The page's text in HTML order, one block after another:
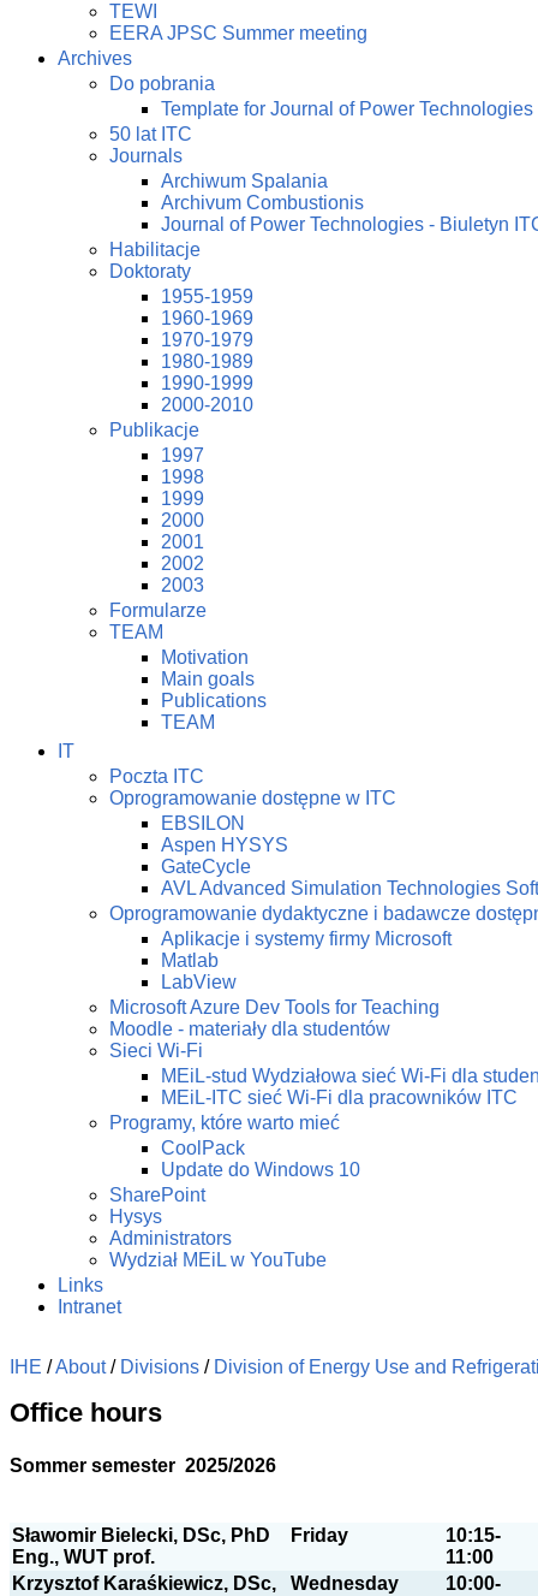
TEWI
EERA JPSC Summer meeting
Archives
Do pobrania
Template for Journal of Power Technologies
50 lat ITC
Journals
Archiwum Spalania
Archivum Combustionis
Journal of Power Technologies - Biuletyn
Habilitacje
Doktoraty
1955-1959
1960-1969
1970-1979
1980-1989
1990-1999
2000-2010
Publikacje
1997
1998
1999
2000
2001
2002
2003
Formularze
TEAM
Motivation
Main goals
Publications
TEAM
IT
Poczta ITC
Oprogramowanie dostępne w ITC
EBSILON
Aspen HYSYS
GateCycle
AVL Advanced Simulation Technologies
Oprogramowanie dydaktyczne i badawcze
Aplikacje i systemy firmy Microsoft
Matlab
LabView
Microsoft Azure Dev Tools for Teaching
Moodle - materiały dla studentów
Sieci Wi-Fi
MEiL-stud Wydziałowa sieć Wi-Fi dla
MEiL-ITC sieć Wi-Fi dla pracowników ITC
Programy, które warto mieć
CoolPack
Update do Windows 10
SharePoint
Hysys
Administrators
Wydział MEiL w YouTube
Links
Intranet
IHE /About / Divisions / Division of Energy Use and
Office hours
Sommer semester 2025/2026
Sławomir Bielecki, DSc, PhD
Eng., WUT prof.
Friday
10:15-
11:00
Krzysztof Karaśkiewicz, DSc,
Wednesday
10:00-